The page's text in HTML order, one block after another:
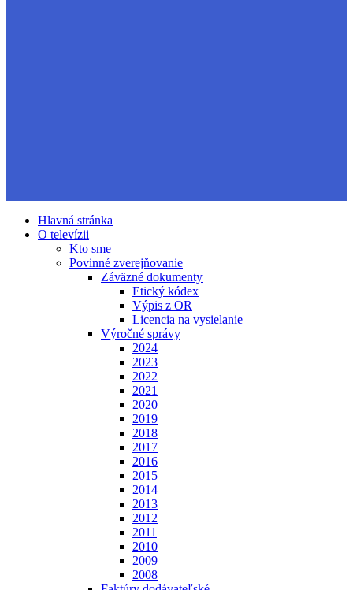
Hlavná stránka
O televízii
Kto sme
Povinné zverejňovanie
Záväzné dokumenty
Etický kódex
Výpis z OR
Licencia na vysielanie
Výročné správy
2024
2023
2022
2021
2020
2019
2018
2017
2016
2015
2014
2013
2012
2011
2010
2009
2008